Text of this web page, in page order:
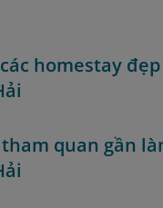
homestay
quan gần